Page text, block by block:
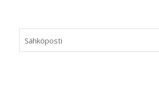
ja kumppanien välisen
raaka-aineet ja tinkimättömyys